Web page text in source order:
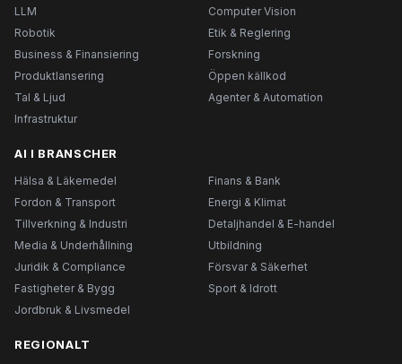
LLM
Computer Vision
Robotik
Etik & Reglering
Business & Finansiering
Forskning
Produktlansering
Öppen källkod
Tal & Ljud
Agenter & Automation
Infrastruktur
AI I BRANSCHER
Hälsa & Läkemedel
Finans & Bank
Fordon & Transport
Energi & Klimat
Tillverkning & Industri
Detaljhandel & E-handel
Media & Underhållning
Utbildning
Juridik & Compliance
Försvar & Säkerhet
Fastigheter & Bygg
Sport & Idrott
Jordbruk & Livsmedel
REGIONALT